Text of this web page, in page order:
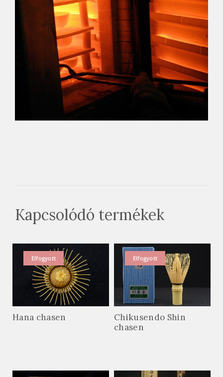
Kapcsolódó termékek
Elfogyott
Hana chasen
Elfogyott
Chikusendo Shin
chasen